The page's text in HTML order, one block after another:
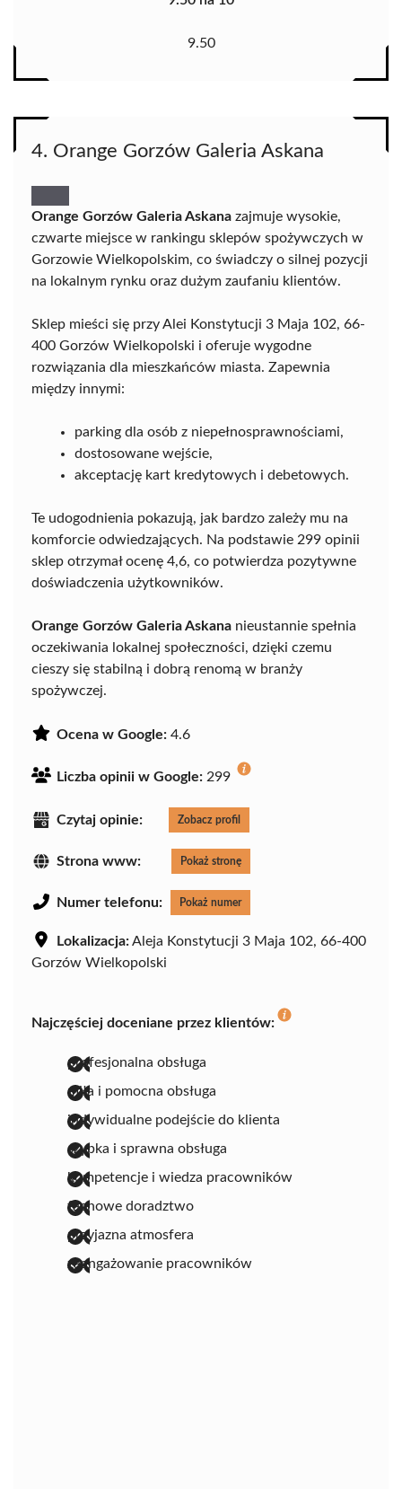
9.50
4. Orange Gorzów Galeria Askana
Orange Gorzów Galeria Askana zajmuje wysokie,
czwarte miejsce w rankingu sklepów spożywczych w
Gorzowie Wielkopolskim, co świadczy o silnej pozycji
na lokalnym rynku oraz dużym zaufaniu klientów.
Sklep mieści się przy Alei Konstytucji 3 Maja 102, 66-
400 Gorzów Wielkopolski i oferuje wygodne
rozwiązania dla mieszkańców miasta. Zapewnia
między innymi:
parking dla osób z niepełnosprawnościami,
dostosowane wejście,
akceptację kart kredytowych i debetowych.
Te udogodnienia pokazują, jak bardzo zależy mu na
komforcie odwiedzających. Na podstawie 299 opinii
sklep otrzymał ocenę 4,6, co potwierdza pozytywne
doświadczenia użytkowników.
Orange Gorzów Galeria Askana nieustannie spełnia
oczekiwania lokalnej społeczności, dzięki czemu
cieszy się stabilną i dobrą renomą w branży
spożywczej.
Ocena w Google: 4.6
Liczba opinii w Google: 299
Czytaj opinie: Zobacz profil
Strona www: Pokaż stronę
Numer telefonu: Pokaż numer
Lokalizacja:Aleja Konstytucji 3 Maja 102, 66-400
Gorzów Wielkopolski
Najczęściej doceniane przez klientów:
profesjonalna obsługa
miła i pomocna obsługa
indywidualne podejście do klienta
szybka i sprawna obsługa
kompetencje i wiedza pracowników
fachowe doradztwo
przyjazna atmosfera
zaangażowanie pracowników